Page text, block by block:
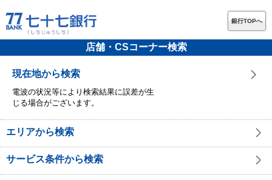
銀行TOPへ
店舗・CSコーナー検索
現在地から検索
電波の状況等により検索結果に誤差が生
じる場合がございます。
エリアから検索
サービス条件から検索